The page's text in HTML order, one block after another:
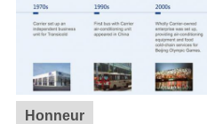
Honneur